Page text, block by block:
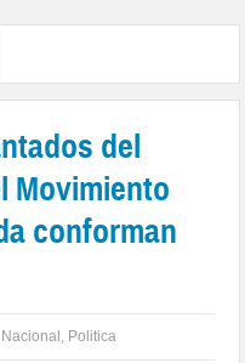
del
Movimiento
conforman
Nacional , Politica